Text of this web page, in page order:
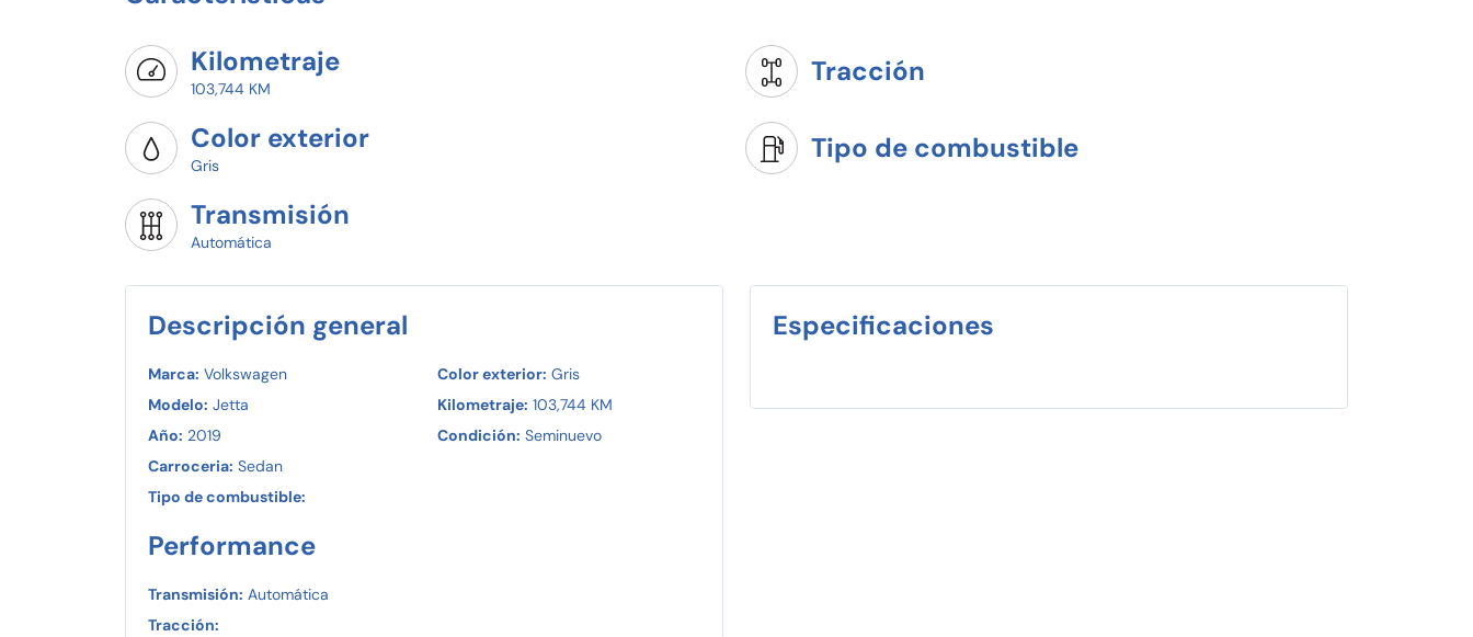
Kilometraje
103,744 KM
Tracción
Color exterior
Gris
Tipo de combustible
Transmisión
Automática
Descripción general
Marca: Volkswagen
Modelo: Jetta
Año: 2019
Carroceria: Sedan
Tipo de combustible:
Color exterior: Gris
Kilometraje: 103,744 KM
Condición: Seminuevo
Performance
Transmisión: Automática
Tracción:
Especificaciones